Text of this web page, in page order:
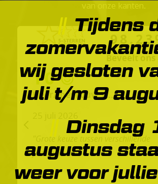
van onze kanten.
Beveelt ons
10
Heer/mevrouw T...
"Grote keuze tussen verschillende
fietsmerken."
PREVIOUS
Tijdens
wij gesloten
juli t/m 9
Dinsdag
augustus
weer voor